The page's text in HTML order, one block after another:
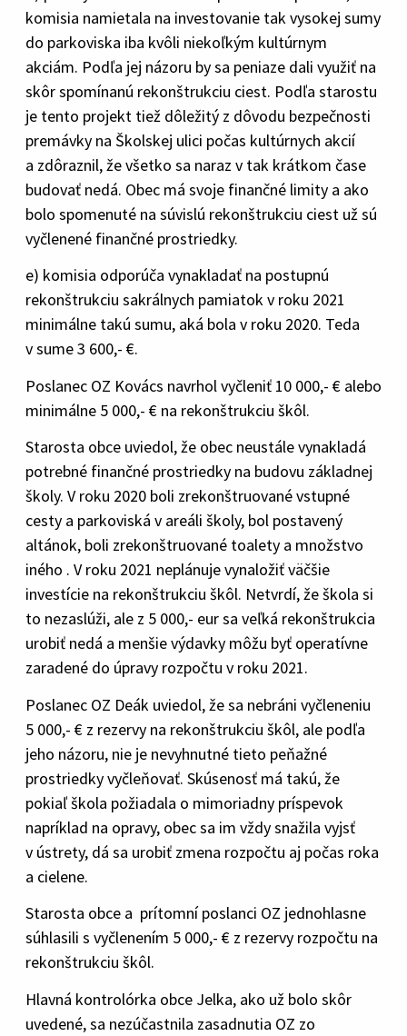
komisia namietala na investovanie tak vysokej sumy
do parkoviska iba kvôli niekoľkým kultúrnym
akciám. Podľa jej názoru by sa peniaze dali využiť na
skôr spomínanú rekonštrukciu ciest. Podľa starostu
je tento projekt tiež dôležitý z dôvodu bezpečnosti
premávky na Školskej ulici počas kultúrnych akcií
a zdôraznil, že všetko sa naraz v tak krátkom čase
budovať nedá. Obec má svoje finančné limity a ako
bolo spomenuté na súvislú rekonštrukciu ciest už sú
vyčlenené finančné prostriedky.
e) komisia odporúča vynakladať na postupnú
rekonštrukciu sakrálnych pamiatok v roku 2021
minimálne takú sumu, aká bola v roku 2020. Teda
v sume 3 600,- €.
Poslanec OZ Kovács navrhol vyčleniť 10 000,- € alebo
minimálne 5 000,- € na rekonštrukciu škôl.
Starosta obce uviedol, že obec neustále vynakladá
potrebné finančné prostriedky na budovu základnej
školy. V roku 2020 boli zrekonštruované vstupné
cesty a parkoviská v areáli školy, bol postavený
altánok, boli zrekonštruované toalety a množstvo
iného . V roku 2021 neplánuje vynaložiť väčšie
investície na rekonštrukciu škôl. Netvrdí, že škola si
to nezaslúži, ale z 5 000,- eur sa veľká rekonštrukcia
urobiť nedá a menšie výdavky môžu byť operatívne
zaradené do úpravy rozpočtu v roku 2021.
Poslanec OZ Deák uviedol, že sa nebráni vyčleneniu
5 000,- € z rezervy na rekonštrukciu škôl, ale podľa
jeho názoru, nie je nevyhnutné tieto peňažné
prostriedky vyčleňovať. Skúsenosť má takú, že
pokiaľ škola požiadala o mimoriadny príspevok
napríklad na opravy, obec sa im vždy snažila vyjsť
v ústrety, dá sa urobiť zmena rozpočtu aj počas roka
a cielene.
Starosta obce a prítomní poslanci OZ jednohlasne
súhlasili s vyčlenením 5 000,- € z rezervy rozpočtu na
rekonštrukciu škôl.
Hlavná kontrolórka obce Jelka, ako už bolo skôr
uvedené, sa nezúčastnila zasadnutia OZ zo